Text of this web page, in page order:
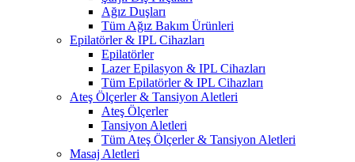
Ağız Duşları
Tüm Ağız Bakım Ürünleri
Epilatörler & IPL Cihazları
Epilatörler
Lazer Epilasyon & IPL Cihazları
Tüm Epilatörler & IPL Cihazları
Ateş Ölçerler & Tansiyon Aletleri
Ateş Ölçerler
Tansiyon Aletleri
Tüm Ateş Ölçerler & Tansiyon Aletleri
Masaj Aletleri